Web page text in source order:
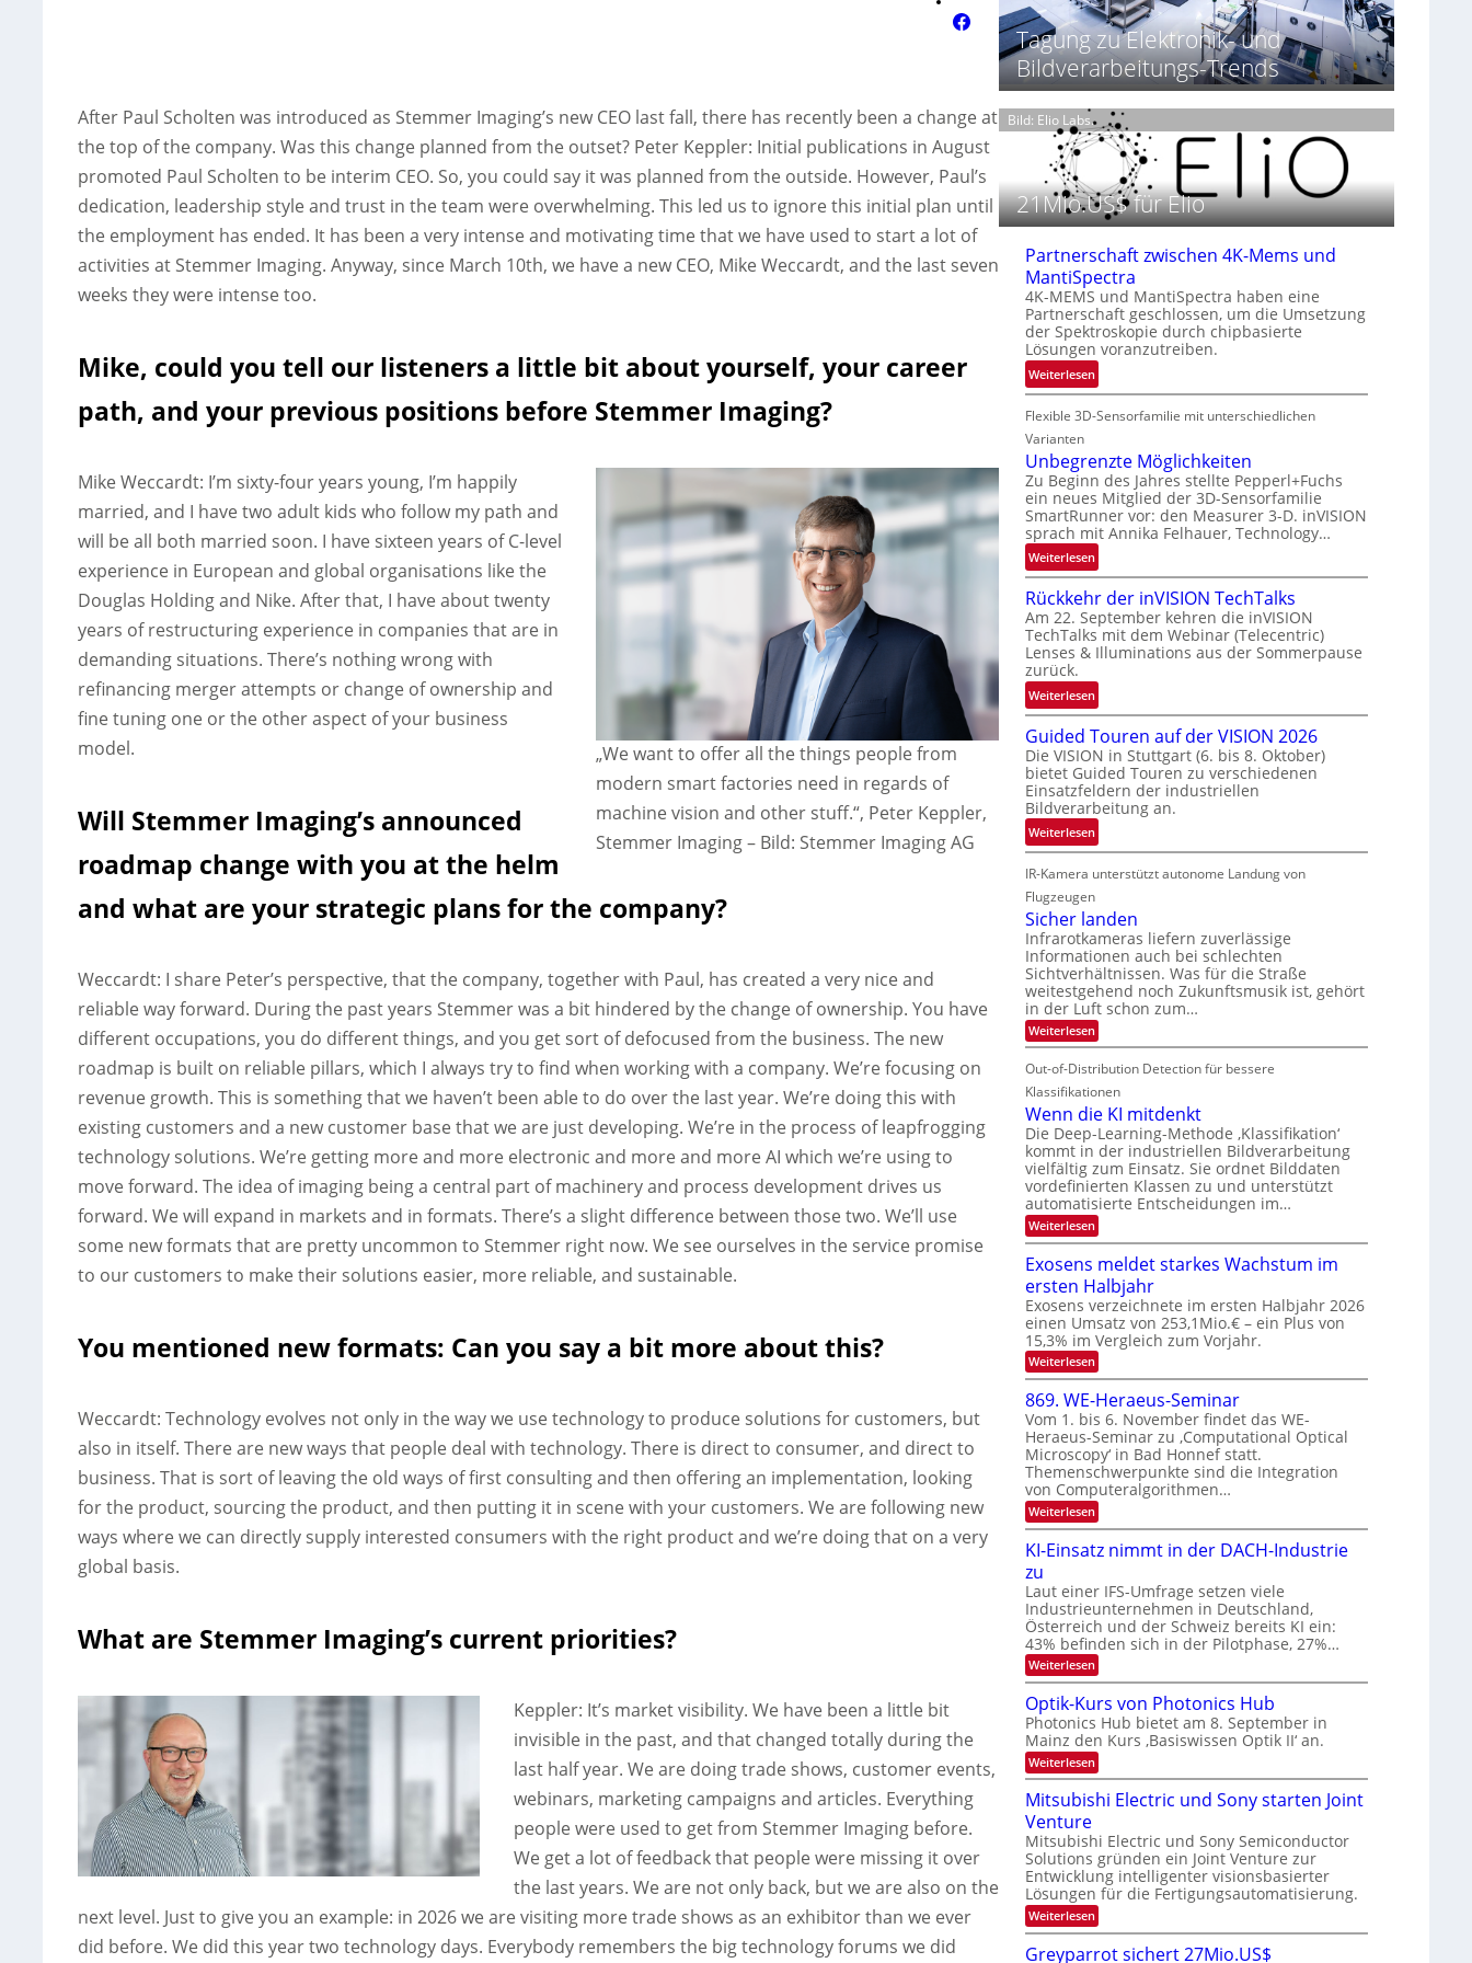
After Paul Scholten was introduced as Stemmer Imaging’s new CEO last fall, there has recently been a change at
the top of the company. Was this change planned from the outset? Peter Keppler: Initial publications in August
promoted Paul Scholten to be interim CEO. So, you could say it was planned from the outside. However, Paul’s
dedication, leadership style and trust in the team were overwhelming. This led us to ignore this initial plan until
the employment has ended. It has been a very intense and motivating time that we have used to start a lot of
activities at Stemmer Imaging. Anyway, since March 10th, we have a new CEO, Mike Weccardt, and the last seven
weeks they were intense too.
Mike, could you tell our listeners a little bit about yourself, your career
path, and your previous positions before Stemmer Imaging?
„We want to offer all the things people from
modern smart factories need in regards of
machine vision and other stuff.“, Peter Keppler,
Stemmer Imaging– Bild: Stemmer Imaging AG
Mike Weccardt: I’m sixty-four years young, I’m happily
married, and I have two adult kids who follow my path and
will be all both married soon. I have sixteen years of C-level
experience in European and global organisations like the
Douglas Holding and Nike. After that, I have about twenty
years of restructuring experience in companies that are in
demanding situations. There’s nothing wrong with
refinancing merger attempts or change of ownership and
fine tuning one or the other aspect of your business
model.
Will Stemmer Imaging’s announced
roadmap change with you at the helm
and what are your strategic plans for the company?
Weccardt: I share Peter’s perspective, that the company, together with Paul, has created a very nice and
reliable way forward. During the past years Stemmer was a bit hindered by the change of ownership. You have
different occupations, you do different things, and you get sort of defocused from the business. The new
roadmap is built on reliable pillars, which I always try to find when working with a company. We’re focusing on
revenue growth. This is something that we haven’t been able to do over the last year. We’re doing this with
existing customers and a new customer base that we are just developing. We’re in the process of leapfrogging
technology solutions. We’re getting more and more electronic and more and more AI which we’re using to
move forward. The idea of imaging being a central part of machinery and process development drives us
forward. We will expand in markets and in formats. There’s a slight difference between those two. We’ll use
some new formats that are pretty uncommon to Stemmer right now. We see ourselves in the service promise
to our customers to make their solutions easier, more reliable, and sustainable.
You mentioned new formats: Can you say a bit more about this?
Weccardt: Technology evolves not only in the way we use technology to produce solutions for customers, but
also in itself. There are new ways that people deal with technology. There is direct to consumer, and direct to
business. That is sort of leaving the old ways of first consulting and then offering an implementation, looking
for the product, sourcing the product, and then putting it in scene with your customers. We are following new
ways where we can directly supply interested consumers with the right product and we’re doing that on a very
global basis.
What are Stemmer Imaging’s current priorities?
Keppler: It’s market visibility. We have been a little bit
invisible in the past, and that changed totally during the
last half year. We are doing trade shows, customer events,
webinars, marketing campaigns and articles. Everything
people were used to get from Stemmer Imaging before.
We get a lot of feedback that people were missing it over
the last years. We are not only back, but we are also on the
next level. Just to give you an example: in 2026 we are visiting more trade shows as an exhibitor than we ever
did before. We did this year two technology days. Everybody remembers the big technology forums we did
h
t
0
6
T
h
e
r
o
g
r
a
f
i
i
n
L
u
f
t
-
u
n
d
R
a
u
m
f
a
h
r
t
t
e
c
n
k
t
P
r
ä
s
n
z
i
n
E
E
A
-
R
e
g
i
Tagung zu Elektronik- und
Bildverarbeitungs-Trends
Bild: Elio Labs.
21Mio.US$ für Elio
Partnerschaft zwischen 4K-Mems und
MantiSpectra
4K-MEMS und MantiSpectra haben eine
Partnerschaft geschlossen, um die Umsetzung
der Spektroskopie durch chipbasierte
Lösungen voranzutreiben.
Weiterlesen:
P
a
t
n
e
r
s
c
h
a
f
t
w
i
s
c
h
e
n
4
K
-
M
e
m
s
u
n
d
M
a
t
i
S
p
e
c
t
r
a
Flexible 3D-Sensorfamilie mit unterschiedlichen
Varianten
Unbegrenzte Möglichkeiten
Zu Beginn des Jahres stellte Pepperl+Fuchs
ein neues Mitglied der 3D-Sensorfamilie
SmartRunner vor: den Measurer 3-D. inVISION
sprach mit Annika Felhauer, Technology…
Weiterlesen:
U
n
b
e
g
r
e
z
t
e
M
g
l
h
k
e
i
t
e
Rückkehr der inVISION TechTalks
Am 22. September kehren die inVISION
TechTalks mit dem Webinar (Telecentric)
Lenses & Illuminations aus der Sommerpause
zurück.
Weiterlesen:
R
ü
c
k
k
e
h
d
e
r
i
n
V
I
S
I
O
N
T
e
c
h
T
a
l
s
Guided Touren auf der VISION 2026
Die VISION in Stuttgart (6. bis 8. Oktober)
bietet Guided Touren zu verschiedenen
Einsatzfeldern der industriellen
Bildverarbeitung an.
Weiterlesen:
G
u
i
d
e
d
T
o
u
r
e
a
u
f
d
e
r
V
I
S
I
O
N
2
0
2
6
IR-Kamera unterstützt autonome Landung von
Flugzeugen
Sicher landen
Infrarotkameras liefern zuverlässige
Informationen auch bei schlechten
Sichtverhältnissen. Was für die Straße
weitestgehend noch Zukunftsmusik ist, gehört
in der Luft schon zum…
Weiterlesen:
S
c
h
r
l
a
n
d
e
n
Out-of-Distribution Detection für bessere
Klassifikationen
Wenn die KI mitdenkt
Die Deep-Learning-Methode ‚Klassifikation‘
kommt in der industriellen Bildverarbeitung
vielfältig zum Einsatz. Sie ordnet Bilddaten
vordefinierten Klassen zu und unterstützt
automatisierte Entscheidungen im…
Weiterlesen:
W
n
n
d
e
K
I
m
i
t
d
e
n
k
t
Exosens meldet starkes Wachstum im
ersten Halbjahr
Exosens verzeichnete im ersten Halbjahr 2026
einen Umsatz von 253,1Mio.€ – ein Plus von
15,3% im Vergleich zum Vorjahr.
Weiterlesen:
E
x
o
s
e
n
s
m
e
l
d
e
t
t
a
r
k
e
s
W
a
c
h
s
t
u
m
i
e
r
s
t
e
n
H
l
869. WE-Heraeus-Seminar
Vom 1. bis 6. November findet das WE-
Heraeus-Seminar zu ‚Computational Optical
Microscopy‘ in Bad Honnef statt.
Themenschwerpunkte sind die Integration
von Computeralgorithmen…
Weiterlesen:
8
9
W
E
-
H
e
r
a
u
s
-
S
e
i
a
r
KI-Einsatz nimmt in der DACH-Industrie
zu
Laut einer IFS-Umfrage setzen viele
Industrieunternehmen in Deutschland,
Österreich und der Schweiz bereits KI ein:
43% befinden sich in der Pilotphase, 27%…
Weiterlesen:
K
-
E
i
n
s
t
n
i
m
m
t
i
n
d
e
Optik-Kurs von Photonics Hub
Photonics Hub bietet am 8. September in
Mainz den Kurs ‚Basiswissen Optik II‘ an.
Weiterlesen:
O
p
t
k
-
K
u
r
s
v
Mitsubishi Electric und Sony starten Joint
Venture
Mitsubishi Electric und Sony Semiconductor
Solutions gründen ein Joint Venture zur
Entwicklung intelligenter visionsbasierter
Lösungen für die Fertigungsautomatisierung.
Weiterlesen:
M
Greyparrot sichert 27Mio.US$